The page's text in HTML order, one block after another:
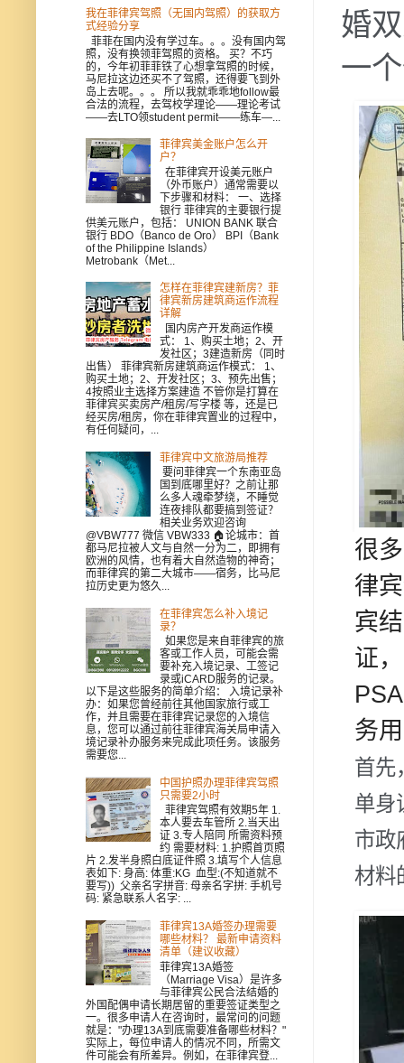
婚
一
很
律
宾
证
务
首先
单身
市政
材料
我在菲律宾驾照（无国内驾照）的获取方
式经验分享
菲菲在国内没有学过车。。。没有国内驾
照，没有换领菲驾照的资格。 买？不巧
的，今年初菲菲铁了心想拿驾照的时候，
马尼拉这边还买不了驾照，还得要飞到外
岛上去呢。。。 所以我就乖乖地follow最
合法的流程，去驾校学理论——理论考试
——去LTO领student permit——练车—...
菲律宾美金账户怎么开
户？
在菲律宾开设美元账户
（外币账户）通常需要以
下步骤和材料： 一、选择
银行 菲律宾的主要银行提
供美元账户，包括： UNION BANK 联合
银行 BDO（Banco de Oro） BPI（Bank
of the Philippine Islands）
Metrobank（Met...
怎样在菲律宾建新房？菲
律宾新房建筑商运作流程
详解
国内房产开发商运作模
式： 1、购买土地；2、开
发社区；3建造新房（同时
出售） 菲律宾新房建筑商运作模式： 1、
购买土地；2、开发社区；3、预先出售；
4按照业主选择方案建造 不管你是打算在
菲律宾买卖房产/租房/写字楼 等，还是已
经买房/租房，你在菲律宾置业的过程中，
有任何疑问，...
菲律宾中文旅游局推荐
要问菲律宾一个东南亚岛
国到底哪里好？之前让那
么多人魂牵梦绕，不睡觉
连夜排队都要搞到签证？
相关业务欢迎咨询
@VBW777 微信 VBW333 🏠论城市：首
都马尼拉被人文与自然一分为二，即拥有
欧洲的风情，也有着大自然造物的神奇；
而菲律宾的第二大城市——宿务，比马尼
拉历史更为悠久...
在菲律宾怎么补入境记
录？
如果您是来自菲律宾的旅
客或工作人员，可能会需
要补充入境记录、工签记
录或iCARD服务的记录。
以下是这些服务的简单介绍： 入境记录补
办：如果您曾经前往其他国家旅行或工
作，并且需要在菲律宾记录您的入境信
息，您可以通过前往菲律宾海关局申请入
境记录补办服务来完成此项任务。该服务
需要您...
中国护照办理菲律宾驾照
只需要2小时
菲律宾驾照有效期5年 1.
本人要去车管所 2.当天出
证 3.专人陪同 所需资料预
约 需要材料: 1.护照首页照
片 2.发半身照白底证件照 3.填写个人信息
表如下: 身高: 体重:KG 血型:(不知道就不
要写)) 父亲名字拼音: 母亲名字拼: 手机号
码: 紧急联系人名字: ...
菲律宾13A婚签办理需要
哪些材料？ 最新申请资料
清单（建议收藏）
菲律宾13A婚签
（Marriage Visa）是许多
与菲律宾公民合法结婚的
外国配偶申请长期居留的重要签证类型之
一。很多申请人在咨询时，最常问的问题
就是："办理13A到底需要准备哪些材料？"
实际上，每位申请人的情况不同，所需文
件可能会有所差异。例如，在菲律宾登...